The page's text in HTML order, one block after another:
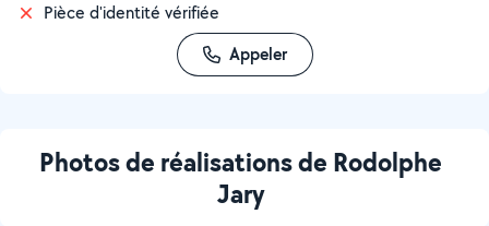
Pièce d'identité vérifiée
Appeler
Photos de réalisations de Rodolphe
Jary